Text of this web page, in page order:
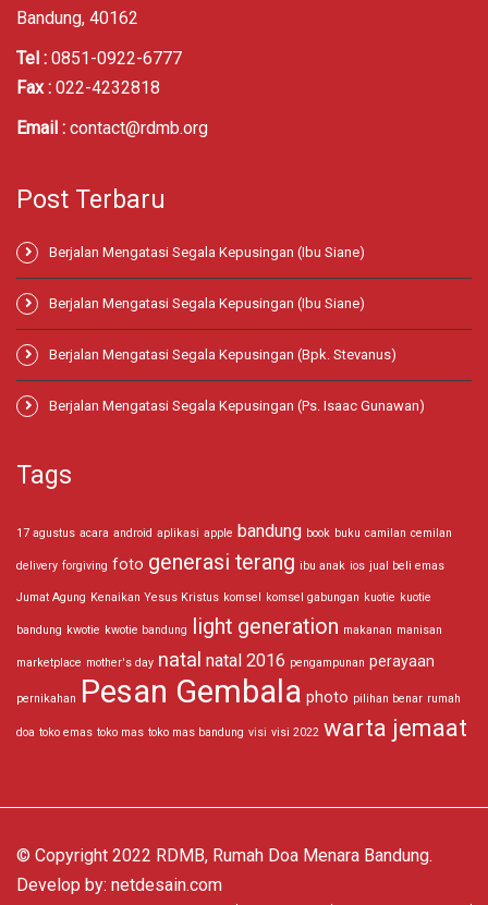
Bandung, 40162
Tel : 0851-0922-6777
Fax : 022-4232818
Email : contact@rdmb.org
Post Terbaru
Berjalan Mengatasi Segala Kepusingan (Ibu Siane)
Berjalan Mengatasi Segala Kepusingan (Ibu Siane)
Berjalan Mengatasi Segala Kepusingan (Bpk. Stevanus)
Berjalan Mengatasi Segala Kepusingan (Ps. Isaac Gunawan)
Tags
17 agustus acara android aplikasi apple bandung book buku camilan cemilan
delivery forgiving foto generasi terang ibu anak ios jual beli emas
Jumat Agung Kenaikan Yesus Kristus komsel komsel gabungan kuotie kuotie
bandung kwotie kwotie bandung light generation makanan manisan
marketplace mother's day natal natal 2016 pengampunan perayaan
pernikahan Pesan Gembala photo pilihan benar rumah
doa toko emas toko mas toko mas bandung visi visi 2022 warta jemaat
© Copyright 2022 RDMB, Rumah Doa Menara Bandung.
Develop by: netdesain.com